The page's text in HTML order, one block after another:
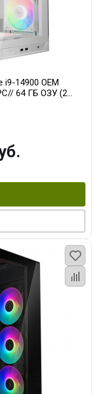
i9-14900 OEM
64 ГБ ОЗУ (2
WATERFORCE